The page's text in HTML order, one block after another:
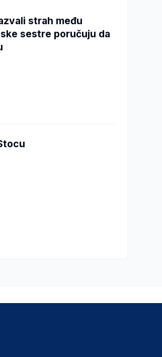
strah među
sestre poručuju da